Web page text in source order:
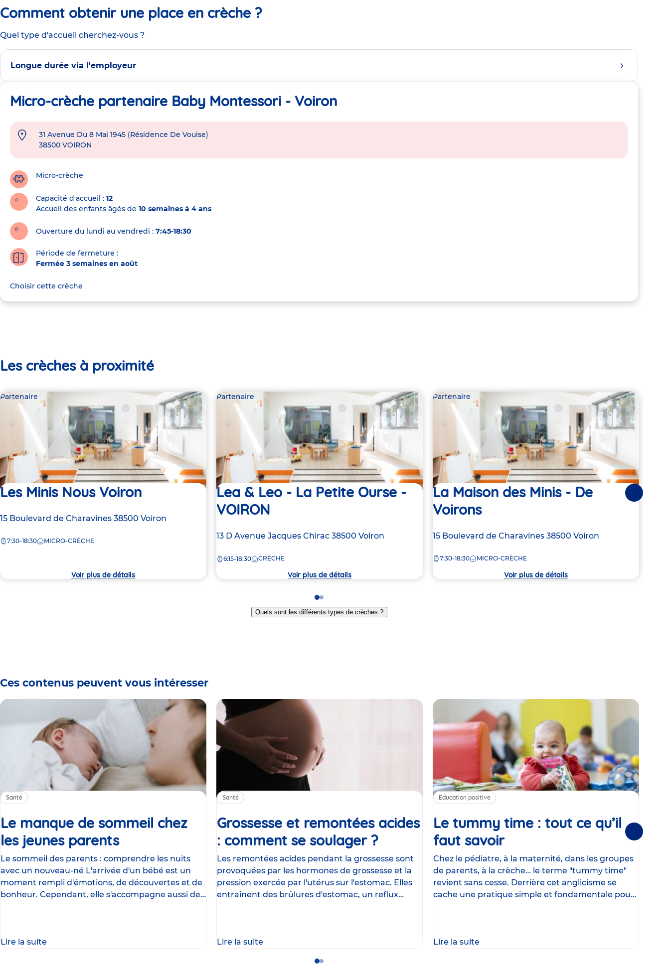
Comment obtenir une place en crèche ?
Quel type d'accueil cherchez-vous ?
Longue durée via l'employeur
Micro-crèche partenaire Baby Montessori - Voiron
Adresse
crèche
31 Avenue Du 8 Mai 1945 (Résidence De Vouise)
38500 VOIRON
Micro-crèche
Capacité d'accueil
12
Accueil des enfants âgés de 10 semaines à 4 ans
Ouverture du lundi au vendredi : 7:45-18:30
Période de fermeture :
Fermée 3 semaines en août
Choisir cette crèche
Les crèches à proximité
Partenaire
Les Minis Nous Voiron
Adresse
la
15 Boulevard de Charavines 38500 Voiron
7:30-18:30 MICRO-CRÈCHE
Voir plus de détails
Partenaire
Lea & Leo - La Petite Ourse -
VOIRON
Adresse
la
13 D Avenue Jacques Chirac 38500 Voiron
6:15-18:30 CRÈCHE
Voir plus de détails
Partenaire
La Maison des Minis - De
Voirons
Adresse
la
15 Boulevard de Charavines 38500 Voiron
7:30-18:30 MICRO-CRÈCHE
Voir plus de détails
Suivantes
Go
to
slide
Go
to
slide
Quels sont les différents types de crèches ?
Ces contenus peuvent vous intéresser
Santé
Le manque de sommeil chez
les jeunes parentsArticle
Le sommeil des parents : comprendre les nuits
avec un nouveau-né L'arrivée d'un bébé est un
moment rempli d'émotions, de découvertes et de
bonheur. Cependant, elle s'accompagne aussi de
Lire la suite
Santé
Grossesse et remontées acides
: comment se soulager ?Article
Les remontées acides pendant la grossesse sont
provoquées par les hormones de grossesse et la
pression exercée par l'utérus sur l'estomac. Elles
entraînent des brûlures d'estomac, un reflux
Lire la suite
Education positive
Le tummy time : tout ce qu’il
faut savoirArticle
Chez le pédiatre, à la maternité, dans les groupes
de parents, à la crèche… le terme "tummy time"
revient sans cesse. Derrière cet anglicisme se
cache une pratique simple et fondamentale pour
Lire la suite
Suivantes
GoGo